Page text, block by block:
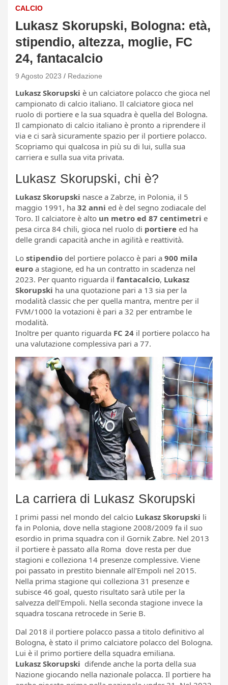
CALCIO
Lukasz Skorupski, Bologna: età,
stipendio, altezza, moglie, FC
24, fantacalcio
9 Agosto 2023 Redazione
Lukasz Skorupski è un calciatore polacco che gioca nel
campionato di calcio italiano. Il calciatore gioca nel
ruolo di portiere e la sua squadra è quella del Bologna.
Il campionato di calcio italiano è pronto a riprendere il
via e ci sarà sicuramente spazio per il portiere polacco.
Scopriamo qui qualcosa in più su di lui, sulla sua
carriera e sulla sua vita privata.
Lukasz Skorupski, chi è?
Lukasz Skorupski nasce a Zabrze, in Polonia, il 5
maggio 1991, ha 32 anni ed è del segno zodiacale del
Toro. Il calciatore è alto un metro ed 87 centimetri e
pesa circa 84 chili, gioca nel ruolo di portiere ed ha
delle grandi capacità anche in agilità e reattività.
Lo stipendio del portiere polacco è pari a 900 mila
euro a stagione, ed ha un contratto in scadenza nel
2023. Per quanto riguarda il fantacalcio, Lukasz
Skorupski ha una quotazione pari a 13 sia per la
modalità classic che per quella mantra, mentre per il
FVM/1000 la votazioni è pari a 32 per entrambe le
modalità.
Inoltre per quanto riguarda FC 24 il portiere polacco ha
una valutazione complessiva pari a 77.
La carriera di Lukasz Skorupski
I primi passi nel mondo del calcio Lukasz Skorupski li
fa in Polonia, dove nella stagione 2008/2009 fa il suo
esordio in prima squadra con il Gornik Zabre. Nel 2013
il portiere è passato alla Roma dove resta per due
stagioni e colleziona 14 presenze complessive. Viene
poi passato in prestito biennale all’Empoli nel 2015.
Nella prima stagione qui colleziona 31 presenze e
subisce 46 goal, questo risultato sarà utile per la
salvezza dell’Empoli. Nella seconda stagione invece la
squadra toscana retrocede in Serie B.
Dal 2018 il portiere polacco passa a titolo definitivo al
Bologna, è stato il primo calciatore polacco del Bologna.
Lui è il primo portiere della squadra emiliana.
Lukasz Skorupski difende anche la porta della sua
Nazione giocando nella nazionale polacca. Il portiere ha